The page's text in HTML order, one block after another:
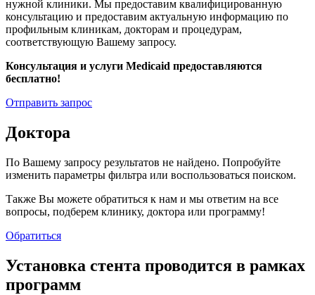
нужной клиники. Мы предоставим квалифицированную
консультацию и предоставим актуальную информацию по
профильным клиникам, докторам и процедурам,
соответствующую Вашему запросу.
Консультация и услуги Medicaid предоставляются
бесплатно!
Отправить запрос
Доктора
По Вашему запросу результатов не найдено. Попробуйте
изменить параметры фильтра или воспользоваться поиском.
Также Вы можете обратиться к нам и мы ответим на все
вопросы, подберем клинику, доктора или программу!
Обратиться
Установка стента проводится в рамках
программ